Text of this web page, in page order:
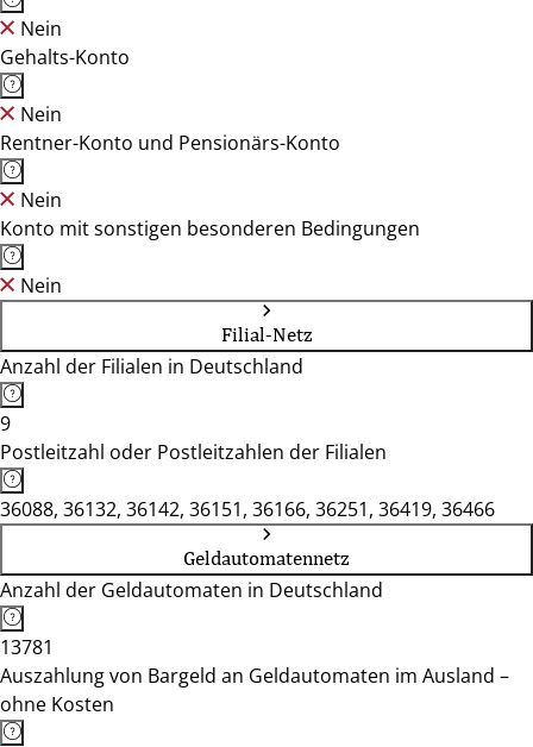
Nein
Gehalts-Konto
Nein
Rentner-Konto und Pensionärs-Konto
Nein
Konto mit sonstigen besonderen Bedingungen
Nein
Filial-Netz
Anzahl der Filialen in Deutschland
9
Postleitzahl oder Postleitzahlen der Filialen
36088, 36132, 36142, 36151, 36166, 36251, 36419, 36466
Geldautomatennetz
Anzahl der Geldautomaten in Deutschland
13781
Auszahlung von Bargeld an Geldautomaten im Ausland –
ohne Kosten